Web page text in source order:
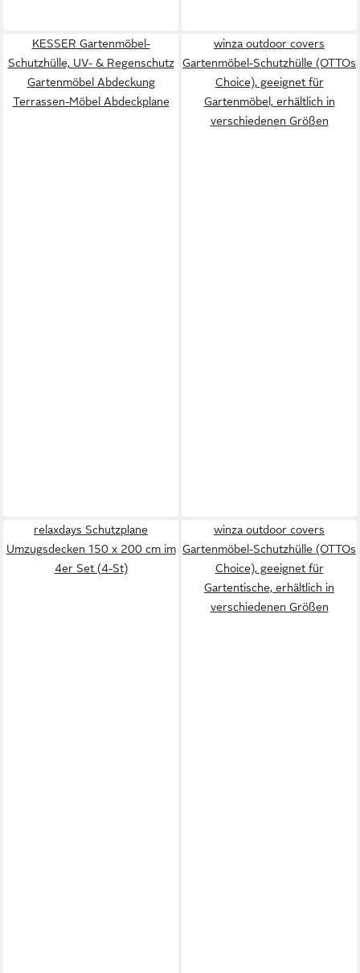
KESSER Gartenmöbel-
Schutzhülle, UV- & Regenschutz
Gartenmöbel Abdeckung
Terrassen-Möbel Abdeckplane
winza outdoor covers
Gartenmöbel-Schutzhülle (OTTOs
Choice), geeignet für
Gartenmöbel, erhältlich in
verschiedenen Größen
relaxdays Schutzplane
Umzugsdecken 150 x 200 cm im
4er Set (4-St)
winza outdoor covers
Gartenmöbel-Schutzhülle (OTTOs
Choice), geeignet für
Gartentische, erhältlich in
verschiedenen Größen